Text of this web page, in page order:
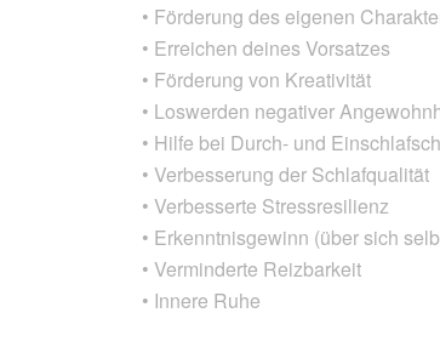
• Förderung des eigenen
• Erreichen deines Vorsatzes
• Förderung von Kreativität
• Loswerden negativer
• Hilfe bei Durch- und
• Verbesserung der Schlafqualität
• Verbesserte Stressresilienz
• Erkenntnisgewinn (über sich
• Verminderte Reizbarkeit
• Innere Ruhe